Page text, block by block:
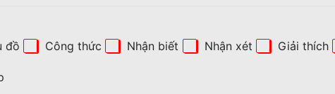
đồ Công thức Nhận biết Nhận xét Giải thích